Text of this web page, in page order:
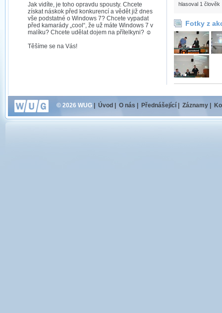
Jak vidíte, je toho opravdu spousty. Chcete
získat náskok před konkurencí a vědět již dnes
vše podstatné o Windows 7? Chcete vypadat
před kamarády „cool“, že už máte Windows 7 v
malíku? Chcete udělat dojem na přítelkyni? ☺
Těšíme se na Vás!
hlasoval 1 člověk
Fotky z
© 2026 WUG Úvod O nás Přednášející Záznamy